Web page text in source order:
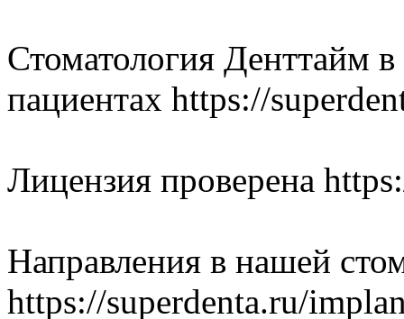
Стоматология Денттайм
пациентах https://
Лицензия проверена
Направления в нашей
https://superdenta.ru/